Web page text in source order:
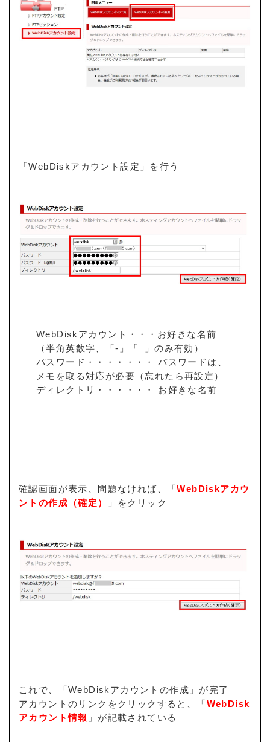
「WebDiskアカウント設定」を行う
WebDiskアカウント・・・お好きな名前
（半角英数字、「-」「_」のみ有効）
パスワード・・・・・・・ パスワードは、
メモを取る対応が必要（忘れたら再設定）
ディレクトリ・・・・・・ お好きな名前
確認画面が表示、問題なければ、「WebDiskアカウ
ントの作成（確定）
」をクリック
これで、「WebDiskアカウントの作成」が完了
アカウントのリンクをクリックすると、「WebDisk
アカウント情報 」が記載されている